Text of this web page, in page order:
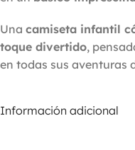
Una camiseta infantil
toque divertido,
en todas sus aventuras
Información adicional